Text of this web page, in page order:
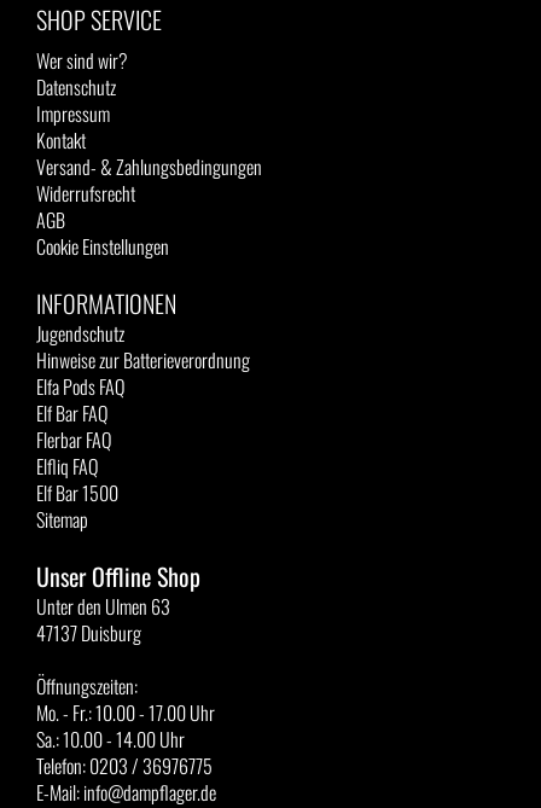
SHOP SERVICE
Wer sind wir?
Datenschutz
Impressum
Kontakt
Versand- & Zahlungsbedingungen
Widerrufsrecht
AGB
Cookie Einstellungen
INFORMATIONEN
Jugendschutz
Hinweise zur Batterieverordnung
Elfa Pods FAQ
Elf Bar FAQ
Flerbar FAQ
Elfliq FAQ
Elf Bar 1500
Sitemap
Unser Offline Shop
Unter den Ulmen 63
47137 Duisburg
Öffnungszeiten:
Mo. - Fr.: 10.00 - 17.00 Uhr
Sa.: 10.00 - 14.00 Uhr
Telefon: 0203 / 36976775
E-Mail: info@dampflager.de